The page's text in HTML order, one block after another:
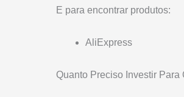
E para encontrar produtos:
AliExpress
Quanto Preciso Investir Para